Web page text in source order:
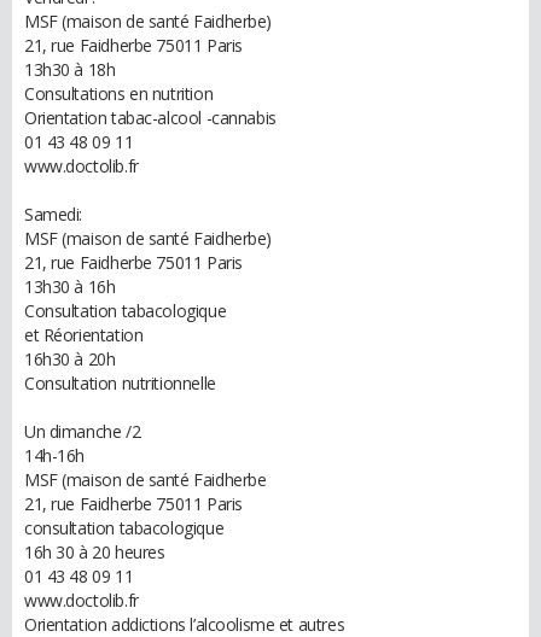
MSF (maison de santé Faidherbe)
21, rue Faidherbe 75011 Paris
13h30 à 18h
Consultations en nutrition
Orientation tabac-alcool -cannabis
01 43 48 09 11
www.doctolib.fr
Samedi:
MSF (maison de santé Faidherbe)
21, rue Faidherbe 75011 Paris
13h30 à 16h
Consultation tabacologique
et Réorientation
16h30 à 20h
Consultation nutritionnelle
Un dimanche /2
14h-16h
MSF (maison de santé Faidherbe
21, rue Faidherbe 75011 Paris
consultation tabacologique
16h 30 à 20 heures
01 43 48 09 11
www.doctolib.fr
Orientation addictions l’alcoolisme et autres